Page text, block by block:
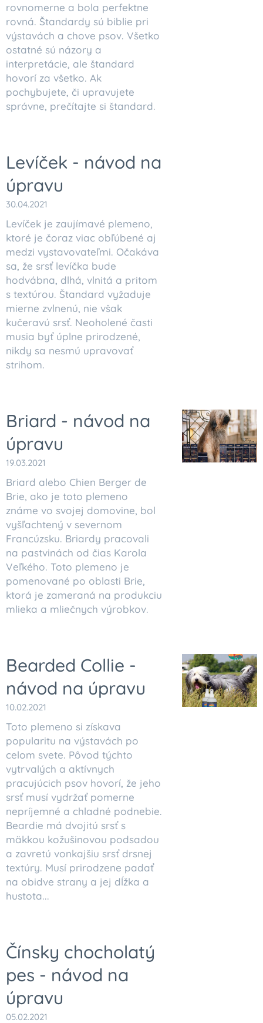
rovnomerne a bola perfektne
rovná. Štandardy sú biblie pri
výstavách a chove psov. Všetko
ostatné sú názory a
interpretácie, ale štandard
hovorí za všetko. Ak
pochybujete, či upravujete
správne, prečítajte si štandard.
Levíček - návod na
úpravu
30.04.2021
Levíček je zaujímavé plemeno,
ktoré je čoraz viac obľúbené aj
medzi vystavovateľmi. Očakáva
sa, že srsť levíčka bude
hodvábna, dlhá, vlnitá a pritom
s textúrou. Štandard vyžaduje
mierne zvlnenú, nie však
kučeravú srsť. Neoholené časti
musia byť úplne prirodzené,
nikdy sa nesmú upravovať
strihom.
Briard - návod na
úpravu
19.03.2021
Briard alebo Chien Berger de
Brie, ako je toto plemeno
známe vo svojej domovine, bol
vyšľachtený v severnom
Francúzsku. Briardy pracovali
na pastvinách od čias Karola
Veľkého. Toto plemeno je
pomenované po oblasti Brie,
ktorá je zameraná na produkciu
mlieka a mliečnych výrobkov.
Bearded Collie -
návod na úpravu
10.02.2021
Toto plemeno si získava
popularitu na výstavách po
celom svete. Pôvod týchto
vytrvalých a aktívnych
pracujúcich psov hovorí, že jeho
srsť musí vydržať pomerne
nepríjemné a chladné podnebie.
Beardie má dvojitú srsť s
mäkkou kožušinovou podsadou
a zavretú vonkajšiu srsť drsnej
textúry. Musí prirodzene padať
na obidve strany a jej dĺžka a
hustota...
Čínsky chocholatý
pes - návod na
úpravu
05.02.2021